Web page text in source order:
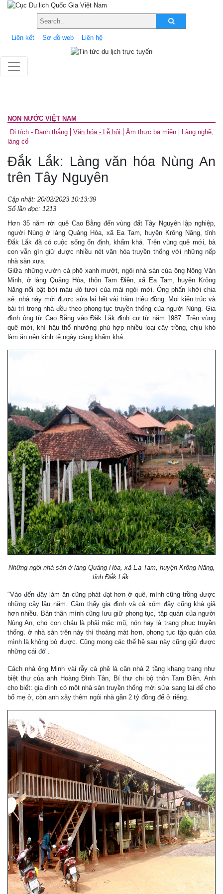
Liên kết Sơ đồ web Liên hệ
NON NƯỚC VIỆT NAM
Di tích - Danh thắng
Văn hóa - Lễ hội Ẩm thực ba miền
Làng nghề,
làng cổ
Đắk Lắk: Làng văn hóa Nùng An
trên Tây Nguyên
Cập nhật: 20/02/2023 10:13:39
Số lần đọc: 1213
Hơn 35 năm rời quê Cao Bằng đến vùng đất Tây Nguyên lập nghiệp,
người Nùng ở làng Quảng Hòa, xã Ea Tam, huyện Krông Năng, tỉnh
Đắk Lắk đã có cuộc sống ổn định, khấm khá. Trên vùng quê mới, bà
con vẫn gìn giữ được nhiều nét văn hóa truyền thống với những nếp
nhà sàn xưa.
Giữa những vườn cà phê xanh mướt, ngôi nhà sàn của ông Nông Văn
Minh, ở làng Quảng Hòa, thôn Tam Điền, xã Ea Tam, huyện Krông
Năng nổi bật bởi màu đỏ tươi của mái ngói mới. Ông phấn khởi chia
sẻ: nhà này mới được sửa lại hết vài trăm triệu đồng. Mọi kiến trúc và
bài trí trong nhà đều theo phong tục truyền thống của người Nùng. Gia
đình ông từ Cao Bằng vào Đăk Lăk định cư từ năm 1987. Trên vùng
quê mới, khí hậu thổ nhưỡng phù hợp nhiều loại cây trồng, chịu khó
làm ăn nên kinh tế ngày càng khấm khá.
Những ngôi nhà sàn ở làng Quảng Hòa, xã Ea Tam, huyện Krông Năng,
tỉnh Ðắk Lắk.
"Vào đến đây làm ăn cũng phát đạt hơn ở quê, mình cũng trồng được
những cây lâu năm. Cảm thấy gia đình và cả xóm đây cũng khá giả
hơn nhiều. Bản thân mình cũng lưu giữ phong tục, tập quán của người
Nùng An, cho con cháu là phải mặc mũ, nón hay là trang phục truyền
thống. ở nhà sàn trên này thì thoáng mát hơn, phong tục tập quán của
mình là không bỏ được. Cũng mong các thế hệ sau này cũng giữ được
những cái đó".
Cách nhà ông Minh vài rẫy cà phê là căn nhà 2 tầng khang trang như
biệt thự của anh Hoàng Đình Tân, Bí thư chi bộ thôn Tam Điền. Anh
cho biết: gia đình có một nhà sàn truyền thống mới sửa sang lại để cho
bố mẹ ở, còn anh xây thêm ngôi nhà gần 2 tỷ đồng để ở riêng.